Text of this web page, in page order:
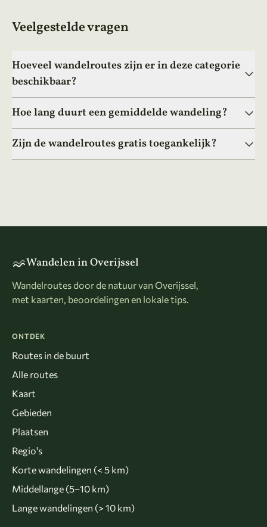
Veelgestelde vragen
Hoeveel wandelroutes zijn er in deze categorie
beschikbaar?
Hoe lang duurt een gemiddelde wandeling?
Zijn de wandelroutes gratis toegankelijk?
Wandelen in Overijssel
Wandelroutes door de natuur van Overijssel,
met kaarten, beoordelingen en lokale tips.
ONTDEK
Routes in de buurt
Alle routes
Kaart
Gebieden
Plaatsen
Regio's
Korte wandelingen (< 5 km)
Middellange (5–10 km)
Lange wandelingen (> 10 km)